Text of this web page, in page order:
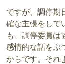
ですが、調停期
確な主張をして
も、調停委員は
感情的な話をぶ
からです。それ